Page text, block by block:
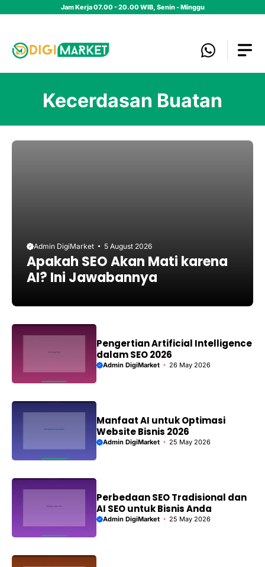
Jam Kerja 07.00 - 20.00 WIB, Senin - Minggu
Kecerdasan Buatan
Admin DigiMarket 5 August 2026
Apakah SEO Akan Mati karena
AI? Ini Jawabannya
Pengertian Artificial Intelligence
dalam SEO 2026
Admin DigiMarket 26 May 2026
Manfaat AI untuk Optimasi
Website Bisnis 2026
Admin DigiMarket 25 May 2026
Perbedaan SEO Tradisional dan
AI SEO untuk Bisnis Anda
Admin DigiMarket 25 May 2026